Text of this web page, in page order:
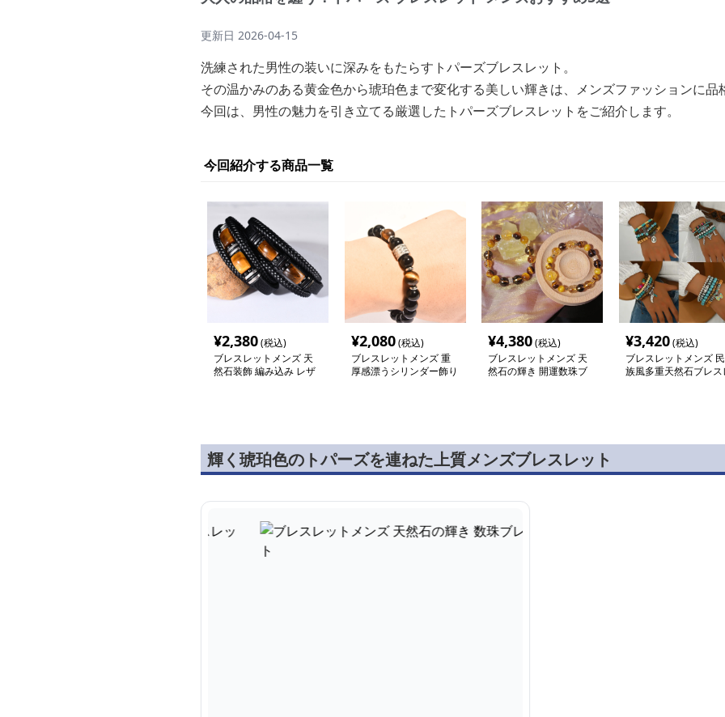
更新日 2026-04-15
洗練された男性の装いに深みをもたらすトパーズブレスレット。
その温かみのある黄金色から琥珀色まで変化する美しい輝きは、メンズファッションに品
今回は、男性の魅力を引き立てる厳選したトパーズブレスレットをご紹介します。
今回紹介する商品一覧
¥2,380(税込)
ブレスレットメンズ 天
然石装飾 編み込み レザ
¥2,080(税込)
ブレスレットメンズ 重
厚感漂うシリンダー飾り
¥4,380(税込)
ブレスレットメンズ 天
然石の輝き 開運数珠ブ
¥3,420(税込)
ブレスレットメンズ 民
族風多重天然石ブレス
輝く琥珀色のトパーズを連ねた上質メンズブレスレット